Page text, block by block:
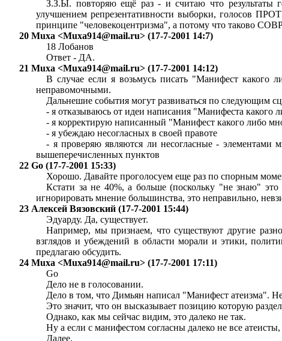
З.З.Ы. повторяю ещё раз - и считаю что результаты
улучшением репрезентативности выборки, голосов
принципе "человекоцентризма", а потому что таково
20 Muxa <Muxa914@mail.ru> (17-7-2001 14:7)
18 Лобанов
Ответ - ДА.
21 Muxa <Muxa914@mail.ru> (17-7-2001 14:12)
В случае если я возьмусь писать "Манифест какого
неправомочными.
Дальнешие события могут развиваться по следующим
- я отказываюсь от идеи написания "Манифеста какого
- я корректирую написанный "Манифест какого либо
- я убеждаю несогласных в своей правоте
- я проверяю являются ли несогласные -
вышеперечисленных пунктов
22 Go (17-7-2001 15:33)
Хорошо. Давайте проголосуем еще раз по спорным
Кстати за не 40%, а больше (поскольку "не знаю"
игнорировать мнение большинства, это неправильно,
23 Алексей Вязовский (17-7-2001 15:44)
Эдуарду. Да, существует.
Например, мы признаем, что существуют другие
взглядов и убеждений в области морали и этики,
предлагаю обсудить.
24 Muxa <Muxa914@mail.ru> (17-7-2001 17:11)
Go
Дело не в голосовании.
Дело в том, что Димьян написал "Манифест атеизма".
Это значит, что он высказывает позицию которую
Однако, как мы сейчас видим, это далеко не так.
Ну а если с манифестом согласны далеко не все
Далее.